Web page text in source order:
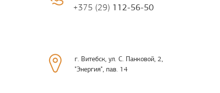
+375 (29) 112-56-50
г. Витебск, ул. С. Панковой, 2,
"Энергия", пав. 14